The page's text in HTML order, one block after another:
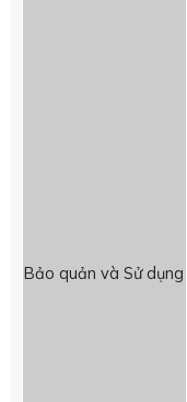
Bảo quản và Sử dụng